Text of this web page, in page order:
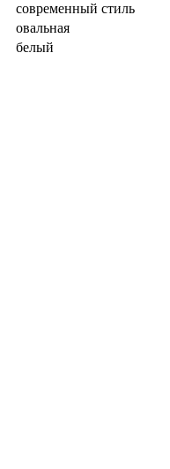
современный стиль
овальная
белый